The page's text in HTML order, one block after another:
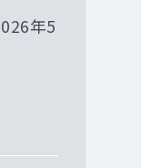
年5